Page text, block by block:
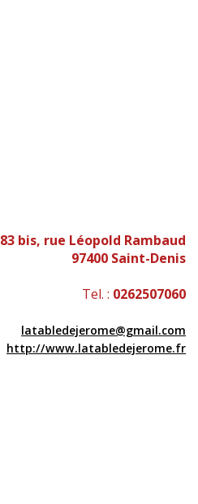
83 bis, rue Léopold Rambaud
97400 Saint-Denis
Tel. : 0262507060
latabledejerome@gmail.com
http://www.latabledejerome.fr